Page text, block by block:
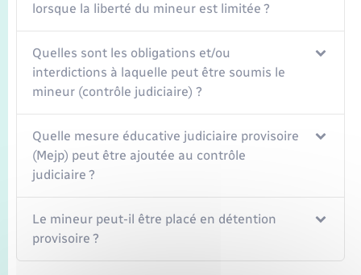
lorsque la liberté du mineur est limitée ?
Quelles sont les obligations et/ou
interdictions à laquelle peut être soumis le
mineur (contrôle judiciaire) ?
Quelle mesure éducative judiciaire provisoire
(Mejp) peut être ajoutée au contrôle
judiciaire ?
Le mineur peut-il être placé en détention
provisoire ?